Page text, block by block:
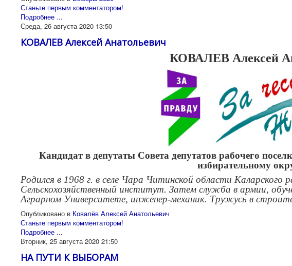
Станьте первым комментатором!
Подробнее ...
Среда, 26 августа 2020 13:50
КОВАЛЕВ Алексей Анатольевич
КОВАЛЕВ Алексей
Кандидат в депутаты Совета депутатов рабочего
избирательному
Родился в 1968 г. в селе Чара Читинской области Каларского
Сельскохозяйственный институт. Затем служба в армии,
Аграрном Университете, инженер-механик. Тружусь в
Опубликовано в Ковалёв Алексей Анатольевич
Станьте первым комментатором!
Подробнее ...
Вторник, 25 августа 2020 21:50
НА ПУТИ К ВЫБОРАМ